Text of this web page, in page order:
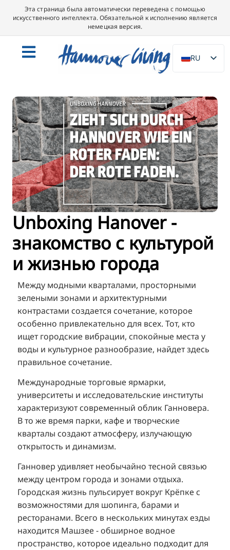
Эта страница была автоматически переведена с помощью
искусственного интеллекта. Обязательной к исполнению является
немецкая версия.
RU
DE
NL
PL
ES
IT
DA
SV
FR
TR
JA
UK
BG
Unboxing Hanover -
знакомство с культурой
и жизнью города
Между модными кварталами, просторными
зелеными зонами и архитектурными
контрастами создается сочетание, которое
особенно привлекательно для всех. Тот, кто
ищет городские вибрации, спокойные места у
воды и культурное разнообразие, найдет здесь
правильное сочетание.
Международные торговые ярмарки,
университеты и исследовательские институты
характеризуют современный облик Ганновера.
В то же время парки, кафе и творческие
кварталы создают атмосферу, излучающую
открытость и динамизм.
Ганновер удивляет необычайно тесной связью
между центром города и зонами отдыха.
Городская жизнь пульсирует вокруг Крёпке с
возможностями для шопинга, барами и
ресторанами. Всего в нескольких минутах езды
находится Машзее - обширное водное
пространство, которое идеально подходит для